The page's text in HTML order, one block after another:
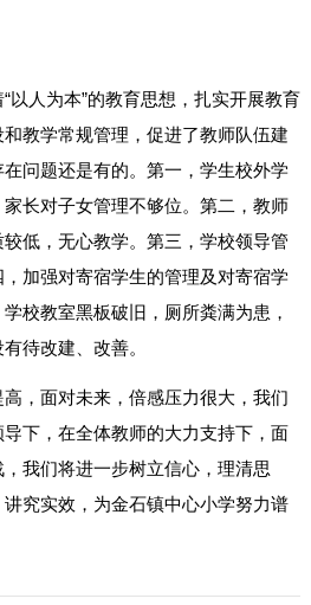
以人为本”的教育思想，扎实开展教育
教学常规管理，促进了教师队伍建
问题还是有的。第一，学生校外学
长对子女管理不够位。第二，教师
低，无心教学。第三，学校领导管
加强对寄宿学生的管理及对寄宿学
校教室黑板破旧，厕所粪满为患，
待改建、改善。
，面对未来，倍感压力很大，我们
下，在全体教师的大力支持下，面
我们将进一步树立信心，理清思
究实效，为金石镇中心小学努力谱